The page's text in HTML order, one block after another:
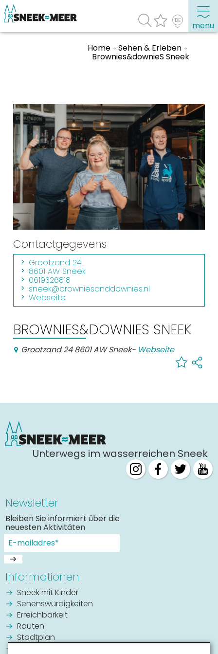
menu
Highlights
Sehenswürdigkeiten
Sehen & Erleben
Essen, Trinken, Ausgehen
Wassersport
Übernachten
Einkaufen
Veranstaltungskalender
Häufig besuchte Seiten:
Stadtplan
VVV Sneek
Drahtloses Internet
Sehenswürdigkeiten
Home Sehen & Erleben
Brownies&downieS Sneek
Contactgegevens
Grootzand 24
8601 AW Sneek
0619326818
sneek@browniesanddownies.nl
Webseite
BROWNIES&DOWNIES SNEEK
Grootzand 24 8601 AW Sneek- Webseite
Unterwegs im wasserreichen Sneek
Newsletter
Bleiben Sie informiert über die
neuesten Aktivitäten
Informationen
Sneek mit Kinder
Sehenswürdigkeiten
Erreichbarkeit
Routen
Stadtplan